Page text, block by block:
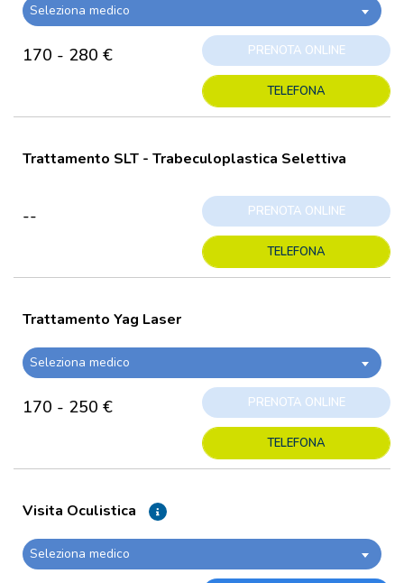
Seleziona medico
170 - 280 € PRENOTA ONLINE
TELEFONA
Trattamento SLT - Trabeculoplastica Selettiva
-- PRENOTA ONLINE
TELEFONA
Trattamento Yag Laser
Seleziona medico
170 - 250 € PRENOTA ONLINE
TELEFONA
Visita Oculistica
Seleziona medico